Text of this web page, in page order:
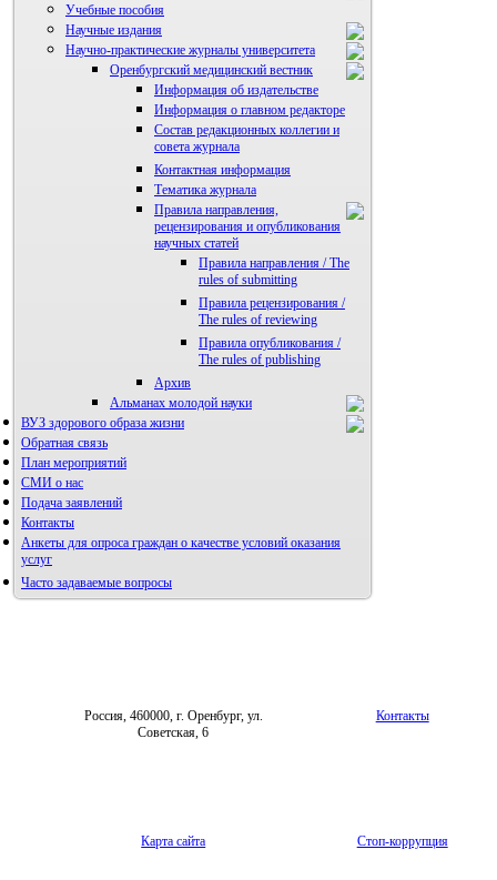
Учебные пособия
Научные издания
Научно-практические журналы университета
Оренбургский медицинский вестник
Информация об издательстве
Информация о главном редакторе
Состав редакционных коллегии и
совета журнала
Контактная информация
Тематика журнала
Правила направления,
рецензирования и опубликования
научных статей
Правила направления / The
rules of submitting
Правила рецензирования /
The rules of reviewing
Правила опубликования /
The rules of publishing
Архив
Альманах молодой науки
Редакция журнала
ВУЗ здорового образа жизни
Фотогалерея
Обратная связь
План мероприятий
СМИ о нас
Подача заявлений
Контакты
Анкеты для опроса граждан о качестве условий оказания
услуг
Часто задаваемые вопросы
Россия, 460000, г. Оренбург, ул.
Советская, 6
Контакты
Карта сайта Стоп-коррупция